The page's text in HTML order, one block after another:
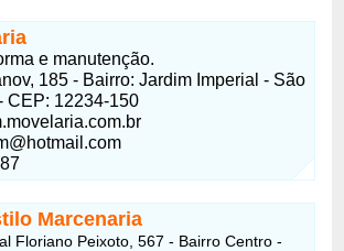
e manutenção.
185 - Bairro: Jardim Imperial - São
CEP: 12234-150
Marcenaria
Floriano Peixoto, 567 - Bairro Centro -